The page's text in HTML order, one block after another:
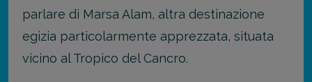
parlare di Marsa Alam, altra destinazione
egizia particolarmente apprezzata, situata
vicino al Tropico del Cancro.